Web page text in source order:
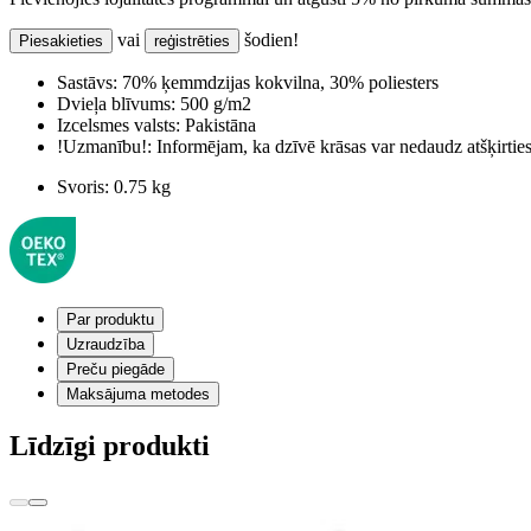
Piesakieties vai reģistrēties šodien!
Sastāvs: 70% ķemmdzijas kokvilna, 30% poliesters
Dvieļa blīvums: 500 g/m2
Izcelsmes valsts: Pakistāna
!Uzmanību!: Informējam, ka dzīvē krāsas var nedaudz
Svoris: 0.75 kg
Par produktu
Uzraudzība
Preču piegāde
Maksājuma metodes
Līdzīgi produkti